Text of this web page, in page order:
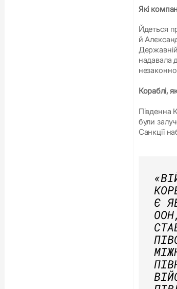
Які
Йдеться
й
надавала
Кораблі,
Південна
були
Санкції
Є